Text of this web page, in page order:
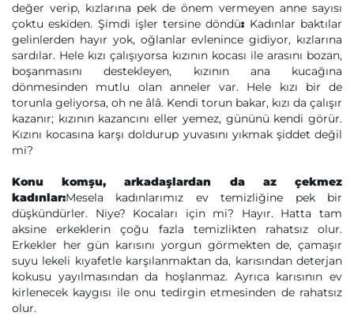
değer verip, kızlarına pek de önem vermeyen anne sayısı
çoktu eskiden. Şimdi işler tersine döndü: Kadınlar baktılar
gelinlerden hayır yok, oğlanlar evlenince gidiyor, kızlarına
sardılar. Hele kızı çalışıyorsa kızının kocası ile arasını bozan,
boşanmasını destekleyen, kızının ana kucağına
dönmesinden mutlu olan anneler var. Hele kızı bir de
torunla geliyorsa, oh ne âlâ. Kendi torun bakar, kızı da çalışır
kazanır; kızının kazancını eller yemez, gününü kendi görür.
Kızını kocasına karşı doldurup yuvasını yıkmak şiddet değil
mi?
Konu komşu, arkadaşlardan da az çekmez
kadınlar:Mesela kadınlarımız ev temizliğine pek bir
düşkündürler. Niye? Kocaları için mi? Hayır. Hatta tam
aksine erkeklerin çoğu fazla temizlikten rahatsız olur.
Erkekler her gün karısını yorgun görmekten de, çamaşır
suyu lekeli kıyafetle karşılanmaktan da, karısından deterjan
kokusu yayılmasından da hoşlanmaz. Ayrıca karısının ev
kirlenecek kaygısı ile onu tedirgin etmesinden de rahatsız
olur.